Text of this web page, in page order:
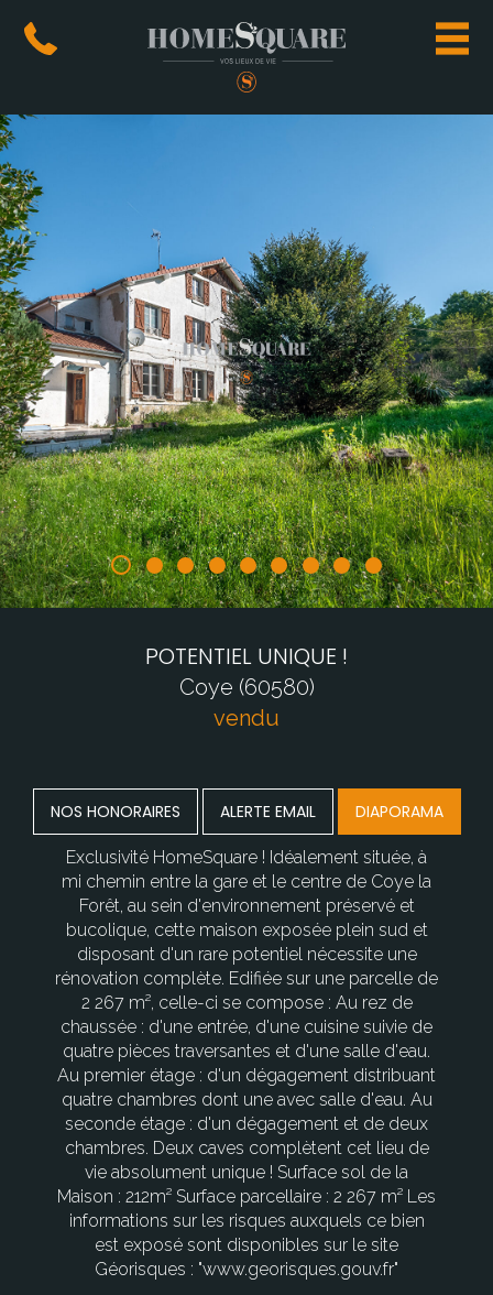
POTENTIEL UNIQUE !
Coye (60580)
vendu
NOS HONORAIRES ALERTE EMAIL DIAPORAMA
Exclusivité HomeSquare ! Idéalement située, à
mi chemin entre la gare et le centre de Coye la
Forêt, au sein d'environnement préservé et
bucolique, cette maison exposée plein sud et
disposant d'un rare potentiel nécessite une
rénovation complète. Edifiée sur une parcelle de
2 267 m², celle-ci se compose : Au rez de
chaussée : d'une entrée, d'une cuisine suivie de
quatre pièces traversantes et d'une salle d'eau.
Au premier étage : d'un dégagement distribuant
quatre chambres dont une avec salle d'eau. Au
seconde étage : d'un dégagement et de deux
chambres. Deux caves complètent cet lieu de
vie absolument unique ! Surface sol de la
Maison : 212m² Surface parcellaire : 2 267 m² Les
informations sur les risques auxquels ce bien
est exposé sont disponibles sur le site
Géorisques : "www.georisques.gouv.fr"